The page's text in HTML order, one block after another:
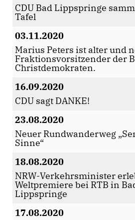
CDU Bad Lippspringe
Tafel
03.11.2020
Marius Peters ist alter und
Fraktionsvorsitzender der
Christdemokraten.
16.09.2020
CDU sagt DANKE!
23.08.2020
Neuer Rundwanderweg
Sinne“
18.08.2020
NRW-Verkehrsminister
Weltpremiere bei RTB in
Lippspringe
17.08.2020